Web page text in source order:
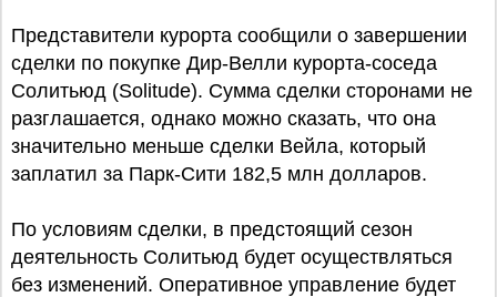
Представители курорта сообщили о завершении
сделки по покупке Дир-Велли курорта-соседа
Солитьюд (Solitude). Сумма сделки сторонами не
разглашается, однако можно сказать, что она
значительно меньше сделки Вейла, который
заплатил за Парк-Сити 182,5 млн долларов.
По условиям сделки, в предстоящий сезон
деятельность Солитьюд будет осуществляться
без изменений. Оперативное управление будет